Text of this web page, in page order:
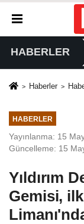
HABERLER
Haberler
HABERLER
Yayınlanma: 15
Güncelleme: 15
Yıldırım
Gemisi,